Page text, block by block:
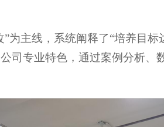
为主线，系统阐释了“培养目
司专业特色，通过案例分析